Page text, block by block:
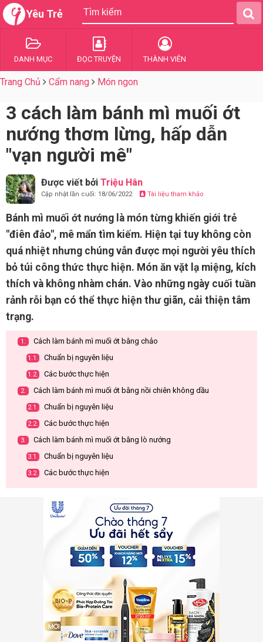
Yêu Trẻ
DANH MỤC ĐỌC TRUYỆN THÀNH VIÊN
Trang Chủ Cẩm nang Món ngon
3 cách làm bánh mì muối ớt
nướng thơm lừng, hấp dẫn
"vạn người mê"
Được viết bởi Triệu Hân
Cập nhật lần cuối: 18/06/2022 Tài liệu tham khảo
Bánh mì muối ớt nướng là món từng khiến giới trẻ
"điên đảo", mê mẩn tìm kiếm. Hiện tại tuy không còn
quá nhiệt nhưng chúng vẫn được mọi người yêu thích
bỏ túi công thức thực hiện. Món ăn vặt lạ miệng, kích
thích và không nhàm chán. Vào những ngày cuối tuần
rảnh rỗi bạn có thể thực hiện thư giãn, cải thiện tâm
trạng.
1. Cách làm bánh mì muối ớt bằng chảo
1.1. Chuẩn bị nguyên liệu
1.2. Các bước thực hiện
2. Cách làm bánh mì muối ớt bằng nồi chiên không dầu
2.1. Chuẩn bị nguyên liệu
2.2. Các bước thực hiện
3. Cách làm bánh mì muối ớt bằng lò nướng
3.1. Chuẩn bị nguyên liệu
3.2. Các bước thực hiện